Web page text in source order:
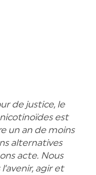
de justice, le
est
un an de moins
alternatives
acte. Nous
agir et